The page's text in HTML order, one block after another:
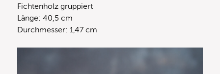
Fichtenholz gruppiert
Länge: 40,5 cm
Durchmesser: 1,47 cm